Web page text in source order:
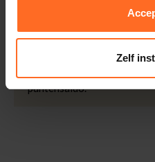
Zelf
Besteed € 100,- binnen
in de vorm van een
puntensaldo.